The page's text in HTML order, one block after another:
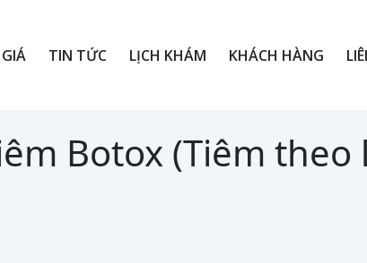
TIN TỨC LỊCH KHÁM KHÁCH HÀNG
Botox (Tiêm theo